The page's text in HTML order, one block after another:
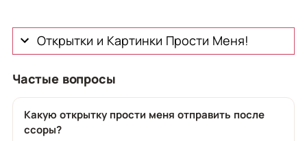
Открытки и Картинки Прости Меня!
Частые вопросы
Какую открытку прости меня отправить после
ссоры?